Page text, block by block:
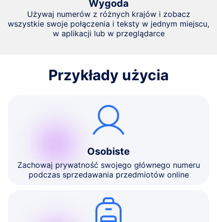
Wygoda
Używaj numerów z różnych krajów i zobacz
wszystkie swoje połączenia i teksty w jednym miejscu,
w aplikacji lub w przeglądarce
Przykłady użycia
Osobiste
Zachowaj prywatność swojego głównego numeru
podczas sprzedawania przedmiotów online